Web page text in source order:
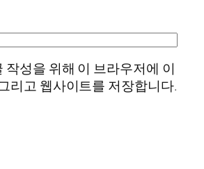
작성을 위해 이 브라우저에 이
리고 웹사이트를 저장합니다.